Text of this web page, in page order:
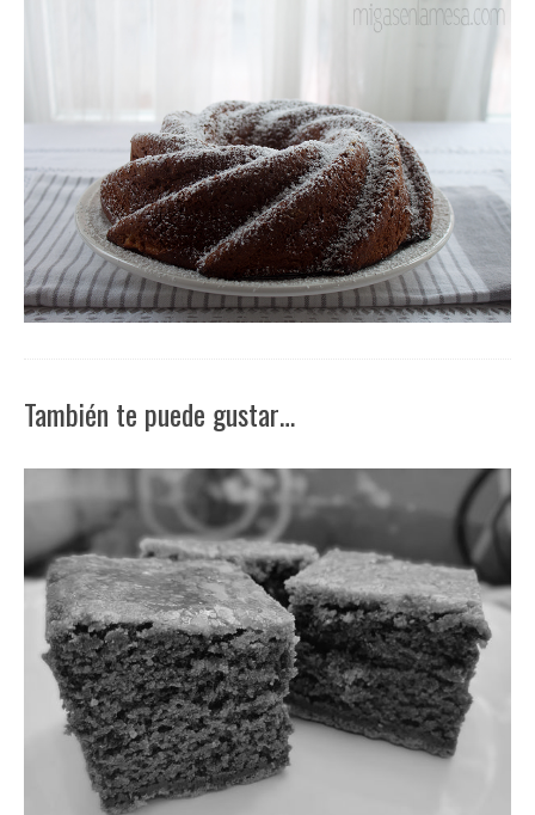
También te puede gustar…